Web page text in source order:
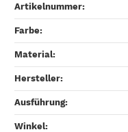
Artikelnummer:
Farbe‍:
Material‍:
Hersteller‍:
Ausführung‍:
Winkel‍: